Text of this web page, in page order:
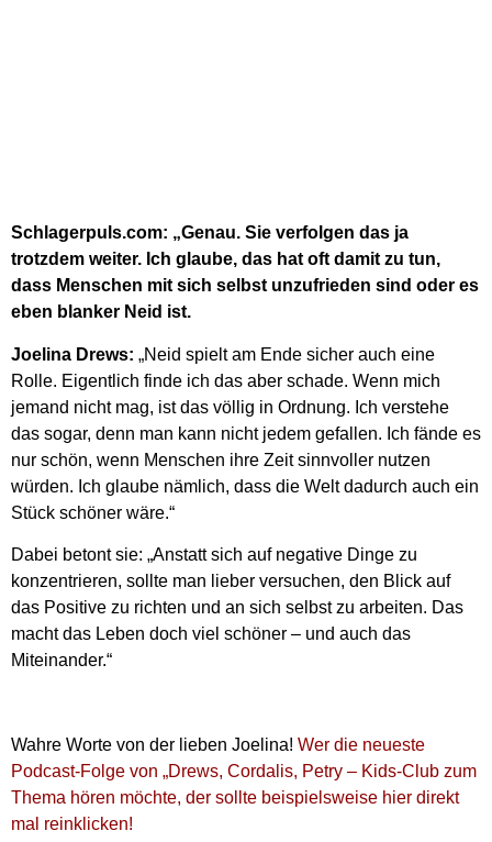
Schlagerpuls.com: „Genau. Sie verfolgen das ja
trotzdem weiter. Ich glaube, das hat oft damit zu tun,
dass Menschen mit sich selbst unzufrieden sind oder es
eben blanker Neid ist.
Joelina Drews: „Neid spielt am Ende sicher auch eine
Rolle. Eigentlich finde ich das aber schade. Wenn mich
jemand nicht mag, ist das völlig in Ordnung. Ich verstehe
das sogar, denn man kann nicht jedem gefallen. Ich fände es
nur schön, wenn Menschen ihre Zeit sinnvoller nutzen
würden. Ich glaube nämlich, dass die Welt dadurch auch ein
Stück schöner wäre.“
Dabei betont sie: „Anstatt sich auf negative Dinge zu
konzentrieren, sollte man lieber versuchen, den Blick auf
das Positive zu richten und an sich selbst zu arbeiten. Das
macht das Leben doch viel schöner – und auch das
Miteinander.“
Wahre Worte von der lieben Joelina! Wer die neueste
Podcast-Folge von „Drews, Cordalis, Petry – Kids-Club zum
Thema hören möchte, der sollte beispielsweise hier direkt
mal reinklicken!